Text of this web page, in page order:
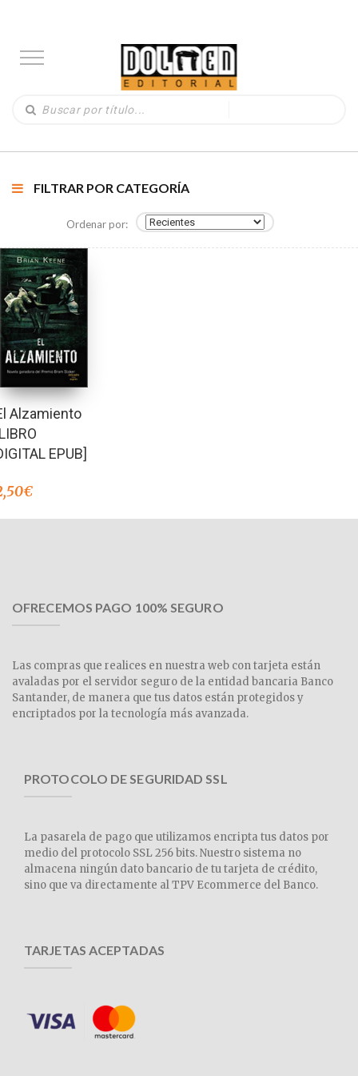
FILTRAR POR CATEGORÍA
Ordenar por:
Alzamiento
EPUB]
€
OFRECEMOS PAGO 100% SEGURO
Las compras que realices en nuestra web con tarjeta están
avaladas por el servidor seguro de la entidad bancaria Banco
Santander, de manera que tus datos están protegidos y
encriptados por la tecnología más avanzada.
PROTOCOLO DE SEGURIDAD SSL
La pasarela de pago que utilizamos encripta tus datos por
medio del protocolo SSL 256 bits. Nuestro sistema no
almacena ningún dato bancario de tu tarjeta de crédito,
sino que va directamente al TPV Ecommerce del Banco.
TARJETAS ACEPTADAS